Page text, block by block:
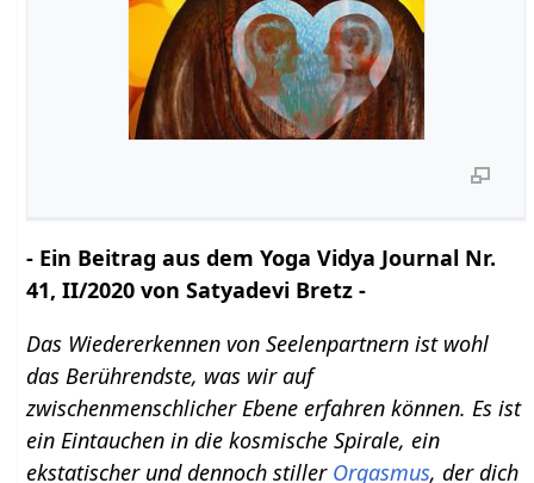
- Ein Beitrag aus dem Yoga Vidya Journal Nr.
41, II/2020 von Satyadevi Bretz -
Das Wiedererkennen von Seelenpartnern ist wohl
das Berührendste, was wir auf
zwischenmenschlicher Ebene erfahren können. Es ist
ein Eintauchen in die kosmische Spirale, ein
ekstatischer und dennoch stiller Orgasmus, der dich